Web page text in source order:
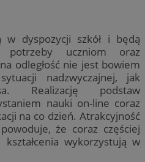
w dyspozycji szkół i będą
potrzeby uczniom oraz
odległość nie jest bowiem
nadzwyczajnej, jak
Realizację podstaw
nauki on-line coraz
na co dzień. Atrakcyjność
że coraz częściej
wykorzystują w